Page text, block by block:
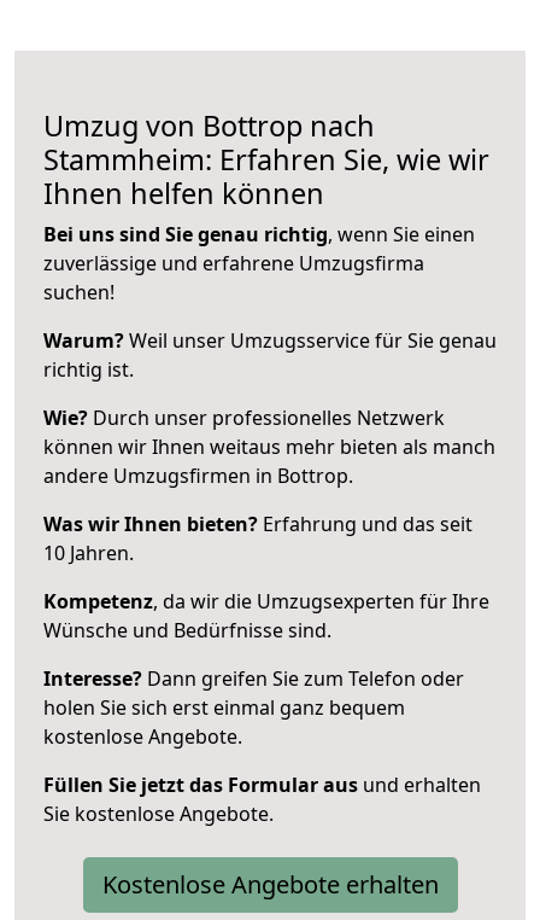
Umzug von Bottrop nach
Stammheim: Erfahren Sie, wie wir
Ihnen helfen können
Bei uns sind Sie genau richtig, wenn Sie einen
zuverlässige und erfahrene Umzugsfirma
suchen!
Warum?Weil unser Umzugsservice für Sie genau
richtig ist.
Wie? Durch unser professionelles Netzwerk
können wir Ihnen weitaus mehr bieten als manch
andere Umzugsfirmen in Bottrop.
Was wir Ihnen bieten? Erfahrung und das seit
10 Jahren.
Kompetenz, da wir die Umzugsexperten für Ihre
Wünsche und Bedürfnisse sind.
Interesse? Dann greifen Sie zum Telefon oder
holen Sie sich erst einmal ganz bequem
kostenlose Angebote.
Füllen Sie jetzt das Formular aus und erhalten
Sie kostenlose Angebote.
Kostenlose Angebote erhalten